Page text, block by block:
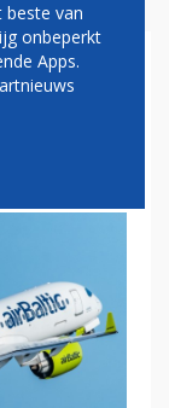
beste van
onbeperkt
Apps.